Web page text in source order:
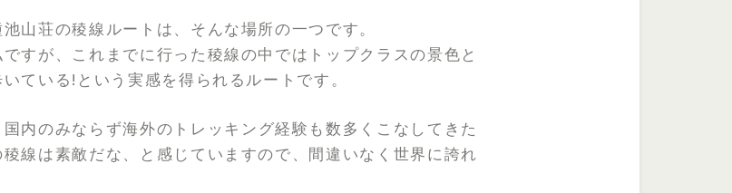
山荘の稜線ルートは、そんな場所の一つです。
すが、これまでに行った稜線の中ではトップクラスの景色と
ている!という実感を得られるルートです。
内のみならず海外のトレッキング経験も数多くこなしてきた
線は素敵だな、と感じていますので、間違いなく世界に誇れ